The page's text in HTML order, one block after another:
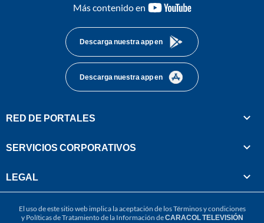
Más contenido en
youtube-
Descarga nuestra app en
Descarga nuestra app en
RED DE PORTALES
SERVICIOS CORPORATIVOS
LEGAL
El uso de este sitio web implica la aceptación de losTérminos y condiciones
y Políticas de Tratamiento de la Información deCARACOL TELEVISIÓN